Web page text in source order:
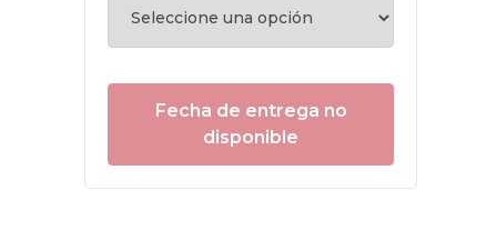
Fecha de entrega no
disponible